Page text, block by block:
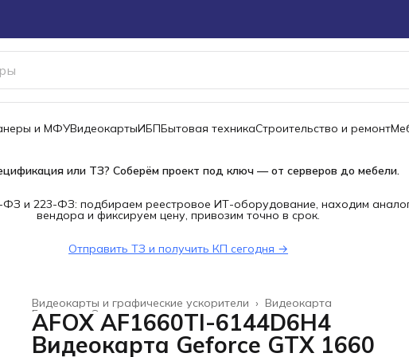
и МФУВидеокартыИБПБытовая техникаСтроительство и ремонт
или ТЗ? Соберём проект под ключ — от серверов до мебели.
и 223-ФЗ: подбираем реестровое ИТ-оборудование, находим
вендора и фиксируем цену, привозим точно в срок.
Отправить ТЗ и получить КП сегодня →
Видеокарта
Видеокарты и графические ускорители ›
Электроника ›
Главная ›
AFOX AF1660TI-6144D6H4
Видеокарта Geforce GTX 1660